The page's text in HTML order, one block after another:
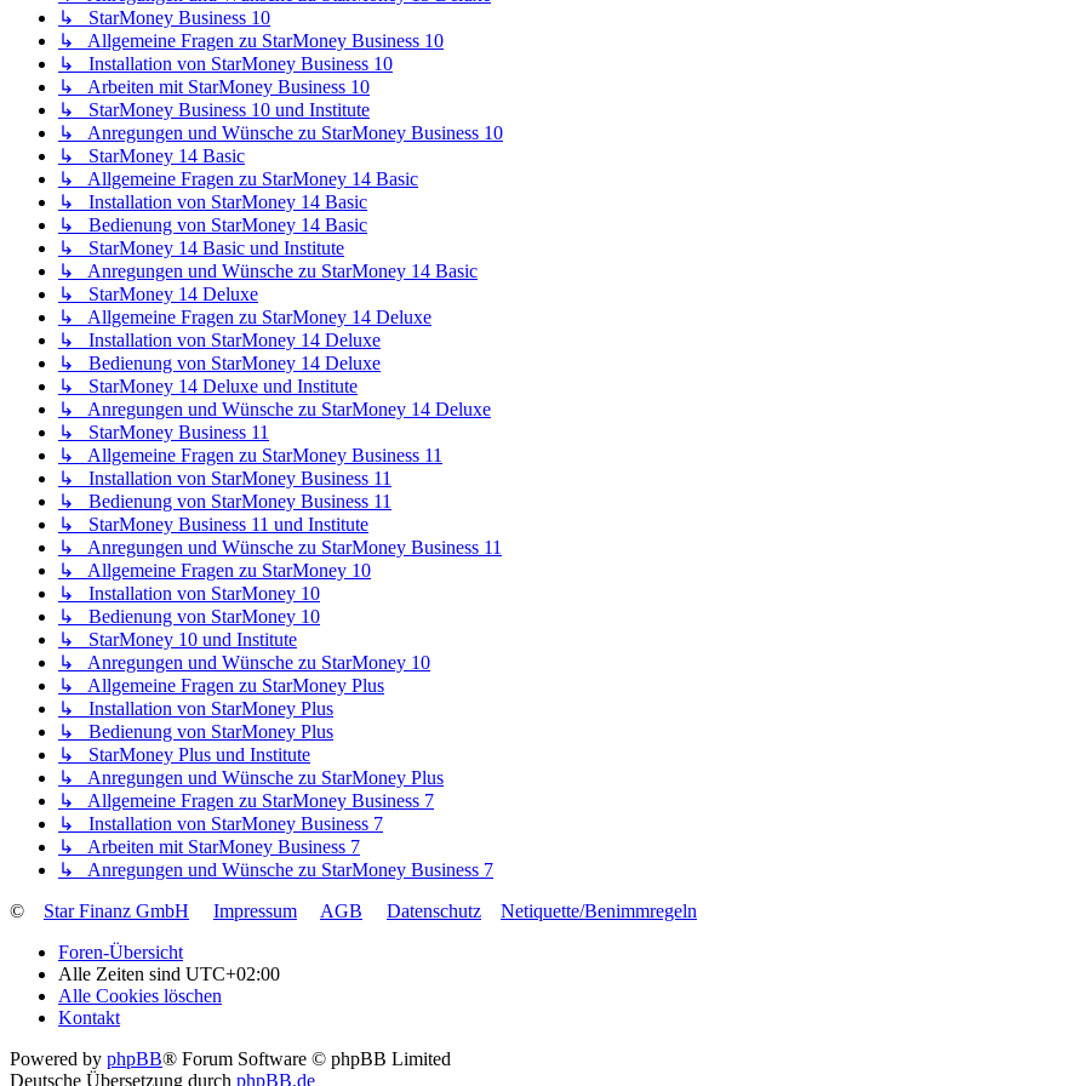
↳ StarMoney Business 10
↳ Allgemeine Fragen zu StarMoney Business 10
↳ Installation von StarMoney Business 10
↳ Arbeiten mit StarMoney Business 10
↳ StarMoney Business 10 und Institute
↳ Anregungen und Wünsche zu StarMoney Business 10
↳ StarMoney 14 Basic
↳ Allgemeine Fragen zu StarMoney 14 Basic
↳ Installation von StarMoney 14 Basic
↳ Bedienung von StarMoney 14 Basic
↳ StarMoney 14 Basic und Institute
↳ Anregungen und Wünsche zu StarMoney 14 Basic
↳ StarMoney 14 Deluxe
↳ Allgemeine Fragen zu StarMoney 14 Deluxe
↳ Installation von StarMoney 14 Deluxe
↳ Bedienung von StarMoney 14 Deluxe
↳ StarMoney 14 Deluxe und Institute
↳ Anregungen und Wünsche zu StarMoney 14 Deluxe
↳ StarMoney Business 11
↳ Allgemeine Fragen zu StarMoney Business 11
↳ Installation von StarMoney Business 11
↳ Bedienung von StarMoney Business 11
↳ StarMoney Business 11 und Institute
↳ Anregungen und Wünsche zu StarMoney Business 11
↳ Allgemeine Fragen zu StarMoney 10
↳ Installation von StarMoney 10
↳ Bedienung von StarMoney 10
↳ StarMoney 10 und Institute
↳ Anregungen und Wünsche zu StarMoney 10
↳ Allgemeine Fragen zu StarMoney Plus
↳ Installation von StarMoney Plus
↳ Bedienung von StarMoney Plus
↳ StarMoney Plus und Institute
↳ Anregungen und Wünsche zu StarMoney Plus
↳ Allgemeine Fragen zu StarMoney Business 7
↳ Installation von StarMoney Business 7
↳ Arbeiten mit StarMoney Business 7
↳ Anregungen und Wünsche zu StarMoney Business 7
©
Star Finanz GmbH Impressum AGB Datenschutz
Netiquette/Benimmregeln
Foren-Übersicht
Alle Zeiten sind UTC+02:00
Alle Cookies löschen
Kontakt
Powered by phpBB® Forum Software © phpBB Limited
Deutsche Übersetzung durch phpBB.de